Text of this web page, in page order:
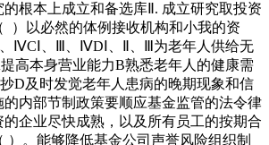
根本上成立和备选库Ⅱ. 成立研究取投资
）以必然的体例接收机构和小我的资
ⅣCⅠ、Ⅲ、ⅣDⅠ、Ⅱ、Ⅲ为老年人供给无
高本身营业能力B熟悉老年人的健康需
D及时发觉老年人患病的晚期现象和信
内部节制政策要顺应基金监管的法令律
企业尽快成熟，以及所有员工的按期合
）。能够降低基金公司声誉风险组织制